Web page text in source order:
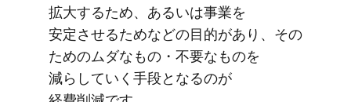
拡大する​ため、​あるいは​事業を​
安定させる​ためなどの​目的が​あり、​その​
ための​ムダな​もの・不要な​ものを​
減らしていく​手段と​なるのが​